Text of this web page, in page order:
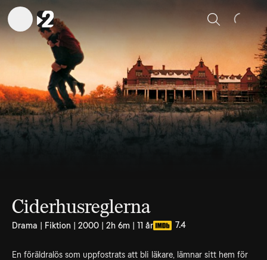
Sök
Ciderhusreglerna
Drama | Fiktion | 2000 | 2h 6m | 11 år 7.4
En föräldralös som uppfostrats att bli läkare, lämnar sitt hem för